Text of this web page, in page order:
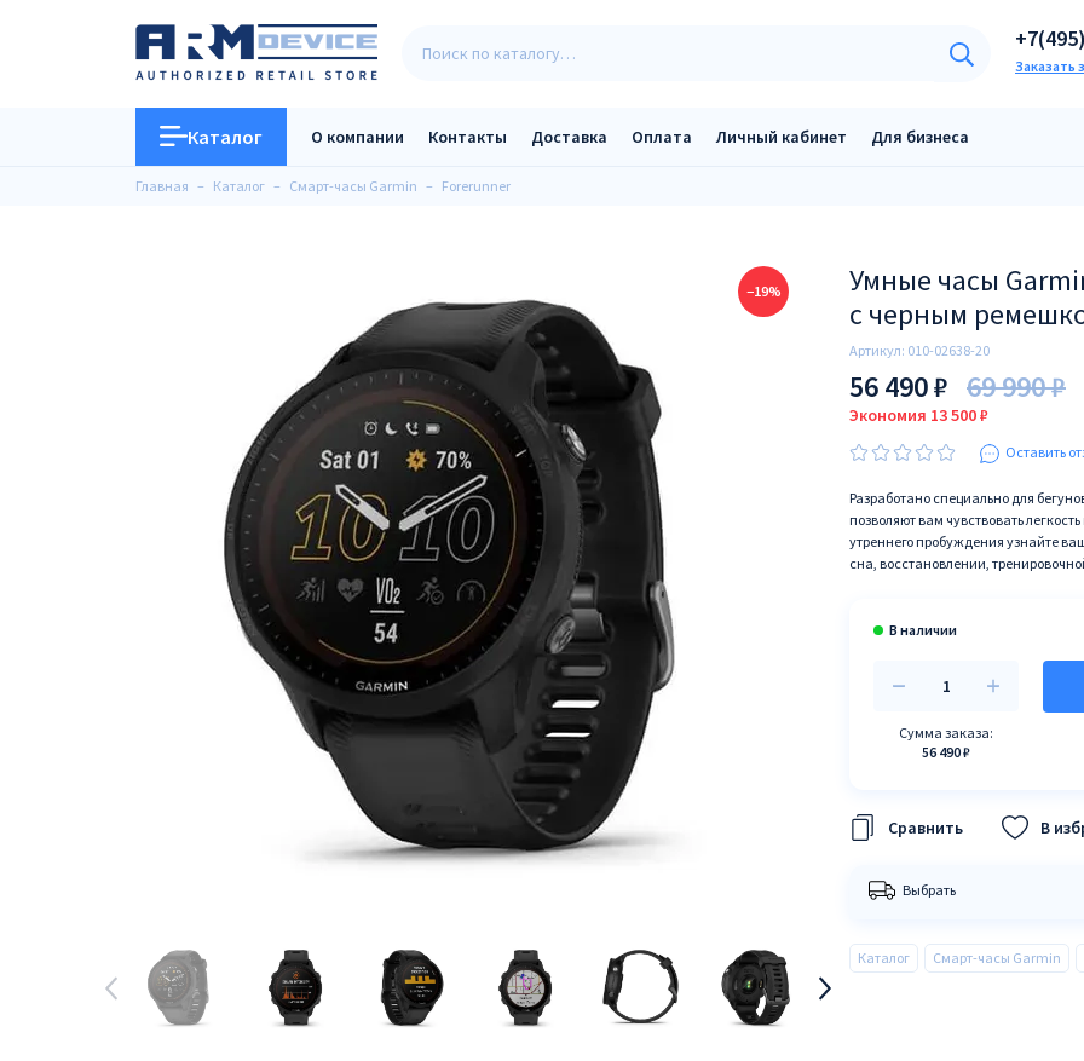
Заказать
Каталог О компании Контакты Доставка Оплата Личный кабинет Для бизнеса
Главная Каталог Смарт-часы Garmin Forerunner
−19%
Умные часы
с черным
Артикул: 010-02638-20
56 490 ₽ 69 990 ₽
Экономия 13 500 ₽
Оставить
Разработано специально для
позволяют вам чувствовать
утреннего пробуждения узнайте
сна, восстановлении,
Сумма заказа:
56 490 ₽
В
Выбрать
Каталог Смарт-часы Garmin